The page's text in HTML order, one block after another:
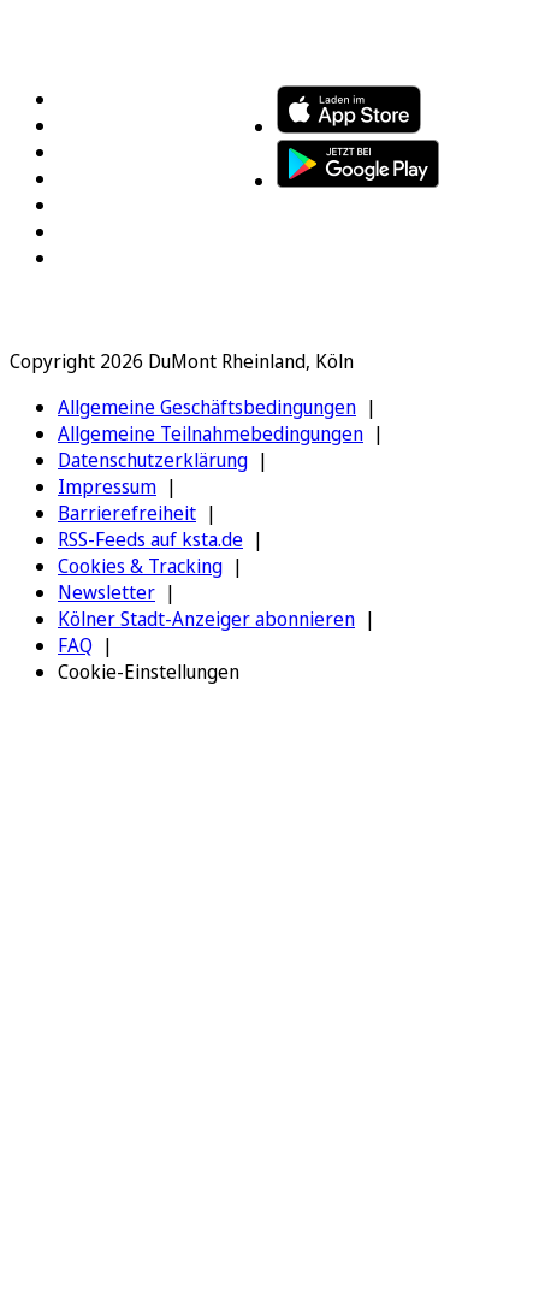
Copyright 2026 DuMont Rheinland, Köln
Allgemeine Geschäftsbedingungen
Allgemeine Teilnahmebedingungen
Datenschutzerklärung
Impressum
Barrierefreiheit
RSS-Feeds auf ksta.de
Cookies & Tracking
Newsletter
Kölner Stadt-Anzeiger abonnieren
FAQ
Cookie-Einstellungen